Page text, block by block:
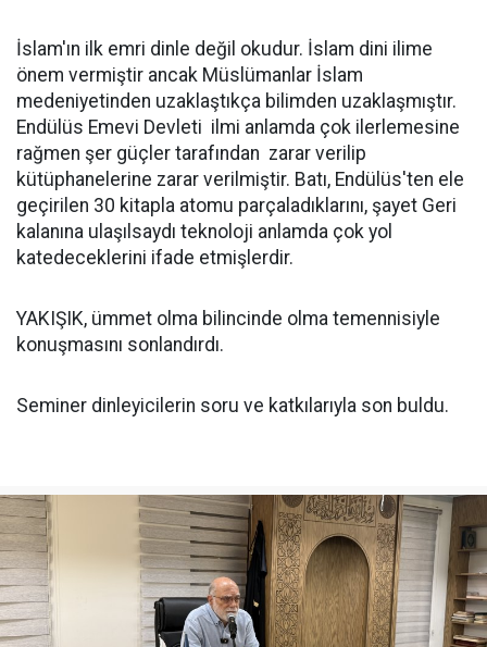
İslam'ın ilk emri dinle değil okudur. İslam dini ilime
önem vermiştir ancak Müslümanlar İslam
medeniyetinden uzaklaştıkça bilimden uzaklaşmıştır.
Endülüs Emevi Devleti ilmi anlamda çok ilerlemesine
rağmen şer güçler tarafından zarar verilip
kütüphanelerine zarar verilmiştir. Batı, Endülüs'ten ele
geçirilen 30 kitapla atomu parçaladıklarını, şayet Geri
kalanına ulaşılsaydı teknoloji anlamda çok yol
katedeceklerini ifade etmişlerdir.
YAKIŞIK, ümmet olma bilincinde olma temennisiyle
konuşmasını sonlandırdı.
Seminer dinleyicilerin soru ve katkılarıyla son buldu.